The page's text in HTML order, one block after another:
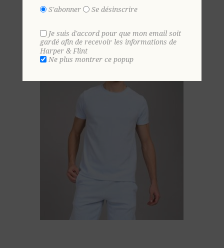
S'abonner Se désinscrire
Je suis d'accord pour que mon email soit
gardé afin de recevoir les informations de
Harper & Flint
Ne plus montrer ce popup